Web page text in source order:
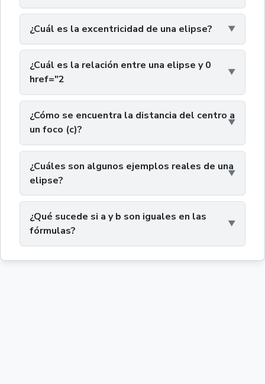
¿Cuál es la excentricidad de una elipse?
¿Cuál es la relación entre una elipse y 0
href="2
¿Cómo se encuentra la distancia del centro a
un foco (c)?
¿Cuáles son algunos ejemplos reales de una
elipse?
¿Qué sucede si a y b son iguales en las
fórmulas?